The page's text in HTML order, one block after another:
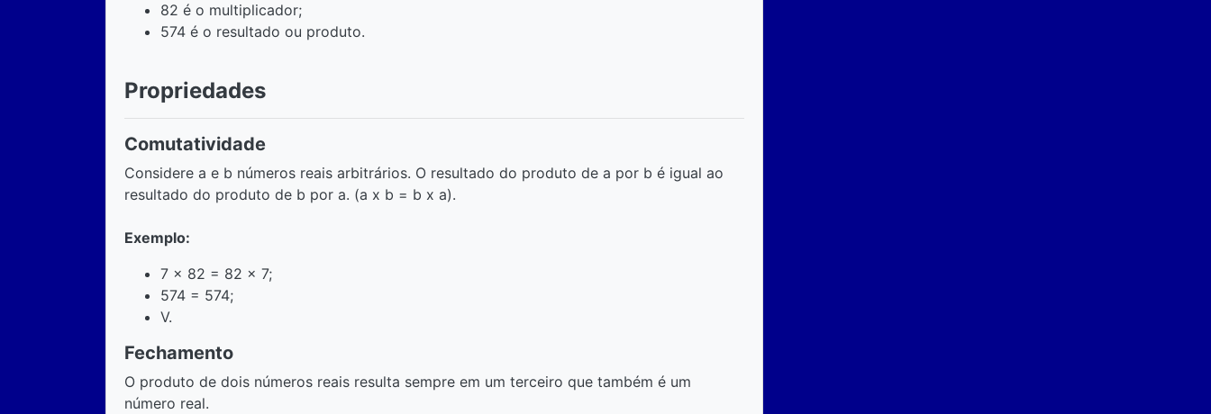
82 é o multiplicador;
574 é o resultado ou produto.
Propriedades
Comutatividade
Considere a e b números reais arbitrários. O resultado do produto de a por b é igual ao
resultado do produto de b por a. (a x b = b x a).
Exemplo:
7 x 82 = 82 x 7;
574 = 574;
V.
Fechamento
O produto de dois números reais resulta sempre em um terceiro que também é um
número real.